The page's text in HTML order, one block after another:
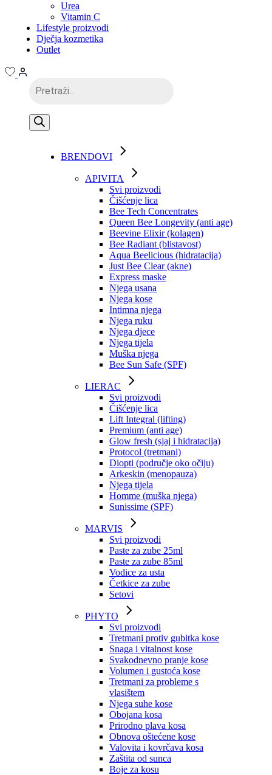
Urea
Vitamin C
Lifestyle proizvodi
Dječja kozmetika
Outlet
search
BRENDOVI
APIVITA
Svi proizvodi
Čišćenje lica
Bee Tech Concentrates
Queen Bee Longevity (anti age)
Beevine Elixir (kolagen)
Bee Radiant (blistavost)
Aqua Beelicious (hidratacija)
Just Bee Clear (akne)
Express maske
Njega usana
Njega kose
Intimna njega
Njega ruku
Njega djece
Njega tijela
Muška njega
Bee Sun Safe (SPF)
LIERAC
Svi proizvodi
Čišćenje lica
Lift Integral (lifting)
Premium (anti age)
Glow fresh (sjaj i hidratacija)
Protocol (tretmani)
Diopti (područje oko očiju)
Arkeskin (menopauza)
Njega tijela
Homme (muška njega)
Sunissime (SPF)
MARVIS
Svi proizvodi
Paste za zube 25ml
Paste za zube 85ml
Vodice za usta
Četkice za zube
Setovi
PHYTO
Svi proizvodi
Tretmani protiv gubitka kose
Snaga i vitalnost kose
Svakodnevno pranje kose
Volumen i gustoća kose
Tretmani za probleme s
vlasištem
Njega suhe kose
Obojana kosa
Prirodno plava kosa
Obnova oštećene kose
Valovita i kovrčava kosa
Zaštita od sunca
Boje za kosu